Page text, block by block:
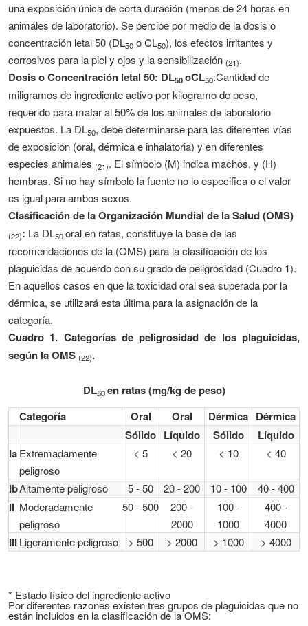
una exposición única de corta duración (menos de 24 horas en
animales de laboratorio). Se percibe por medio de la dosis o
concentración letal 50 (DL50 o CL50), los efectos irritantes y
corrosivos para la piel y ojos y la sensibilización (21).
Dosis o Concentración letal 50: DL50oCL50:Cantidad de
miligramos de ingrediente activo por kilogramo de peso,
requerido para matar al 50% de los animales de laboratorio
expuestos. La DL50, debe determinarse para las diferentes vías
de exposición (oral, dérmica e inhalatoria) y en diferentes
especies animales (21). El símbolo (M) indica machos, y (H)
hembras. Si no hay símbolo la fuente no lo especifica o el valor
es igual para ambos sexos.
Clasificación de la Organización Mundial de la Salud (OMS)
(22): La DL50oral en ratas, constituye la base de las
recomendaciones de la (OMS) para la clasificación de los
plaguicidas de acuerdo con su grado de peligrosidad (Cuadro 1).
En aquellos casos en que la toxicidad oral sea superada por la
dérmica, se utilizará esta última para la asignación de la
categoría.
Cuadro 1. Categorías de peligrosidad de los plaguicidas,
según la OMS (22).
DL50 en ratas (mg/kg de peso)
Categoría
Oral Oral Dérmica Dérmica
Sólido Líquido Sólido
Líquido
IaExtremadamente
peligroso
< 5 < 20 < 10 < 40
IbAltamente peligroso 5 - 50 20 - 200 10 - 100 40 - 400
II Moderadamente
peligroso
50 - 500
200 -
2000
100 -
1000
400 -
4000
IIILigeramente peligroso > 500 > 2000 > 1000 > 4000
* Estado físico del ingrediente activo
Por diferentes razones existen tres grupos de plaguicidas que no
están incluidos en la clasificación de la OMS: